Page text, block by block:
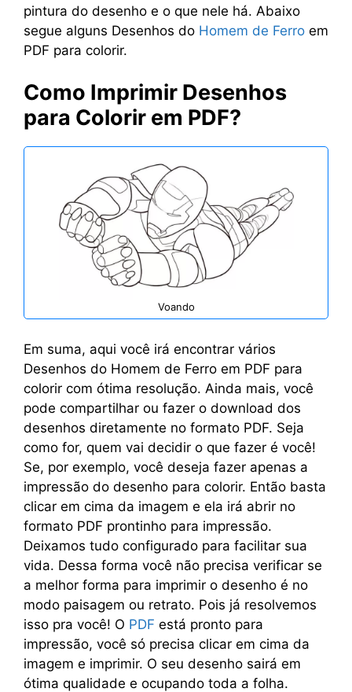
pintura do desenho e o que nele há. Abaixo
segue alguns Desenhos do Homem de Ferro em
PDF para colorir.
Como Imprimir Desenhos
para Colorir em PDF?
Voando
Em suma, aqui você irá encontrar vários
Desenhos do Homem de Ferro em PDF para
colorir com ótima resolução. Ainda mais, você
pode compartilhar ou fazer o download dos
desenhos diretamente no formato PDF. Seja
como for, quem vai decidir o que fazer é você!
Se, por exemplo, você deseja fazer apenas a
impressão do desenho para colorir. Então basta
clicar em cima da imagem e ela irá abrir no
formato PDF prontinho para impressão.
Deixamos tudo configurado para facilitar sua
vida. Dessa forma você não precisa verificar se
a melhor forma para imprimir o desenho é no
modo paisagem ou retrato. Pois já resolvemos
isso pra você! O PDF está pronto para
impressão, você só precisa clicar em cima da
imagem e imprimir. O seu desenho sairá em
ótima qualidade e ocupando toda a folha.